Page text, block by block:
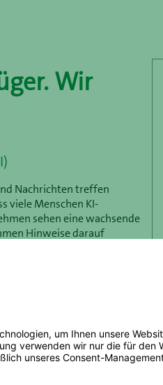
Wir
Nachrichten treffen
viele Menschen KI-
sehen eine wachsende
Hinweise darauf
mit dem BSI zeigen wir,
Einblicke aus der
auftreten und